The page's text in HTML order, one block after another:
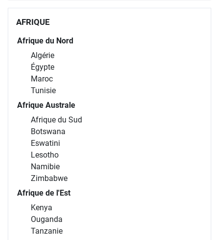
AFRIQUE
Afrique du Nord
Algérie
Égypte
Maroc
Tunisie
Afrique Australe
Afrique du Sud
Botswana
Eswatini
Lesotho
Namibie
Zimbabwe
Afrique de l'Est
Kenya
Ouganda
Tanzanie